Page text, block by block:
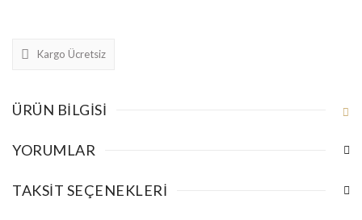
Kargo Ücretsiz
ÜRÜN BILGISI
YORUMLAR
TAKSIT SEÇENEKLERI